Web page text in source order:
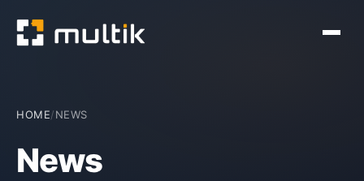
HOME/NEWS
News